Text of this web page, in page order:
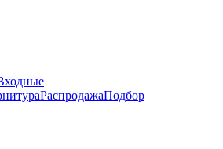
РаспродажаПодбор